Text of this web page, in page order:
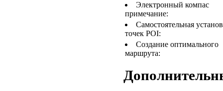
Электронный компас
примечание:
Самостоятельная
точек POI:
Создание оптимального
маршрута: